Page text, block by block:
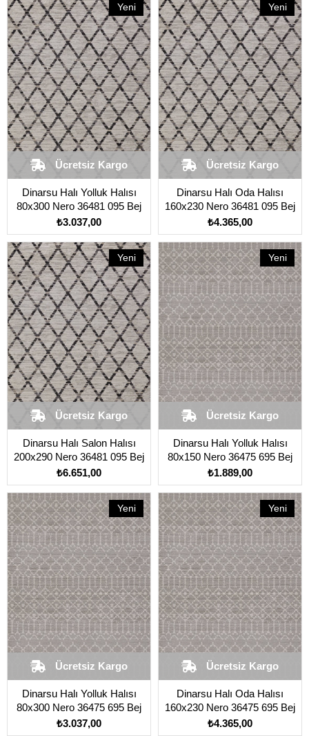
Dinarsu Halı Yolluk Halısı
80x300 Nero 36481 095 Bej
₺3.037,00
Ücretsiz Kargo
Yeni
Ürün
Dinarsu Halı Oda Halısı
160x230 Nero 36481 095 Bej
₺4.365,00
Ücretsiz Kargo
Yeni
Ürün
Dinarsu Halı Salon Halısı
200x290 Nero 36481 095 Bej
₺6.651,00
Ücretsiz Kargo
Yeni
Ürün
Dinarsu Halı Yolluk Halısı
80x150 Nero 36475 695 Bej
₺1.889,00
Ücretsiz Kargo
Yeni
Ürün
Dinarsu Halı Yolluk Halısı
80x300 Nero 36475 695 Bej
₺3.037,00
Ücretsiz Kargo
Yeni
Ürün
Dinarsu Halı Oda Halısı
160x230 Nero 36475 695 Bej
₺4.365,00
Ücretsiz Kargo
Yeni
Ürün